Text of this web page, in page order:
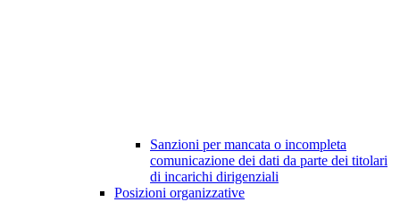
Sanzioni per mancata o incompleta
comunicazione dei dati da parte dei titolari
di incarichi dirigenziali
Posizioni organizzative